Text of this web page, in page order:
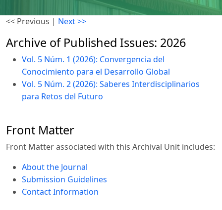
<< Previous | Next >>
Archive of Published Issues: 2026
Vol. 5 Núm. 1 (2026): Convergencia del
Conocimiento para el Desarrollo Global
Vol. 5 Núm. 2 (2026): Saberes Interdisciplinarios
para Retos del Futuro
Front Matter
Front Matter associated with this Archival Unit includes:
About the Journal
Submission Guidelines
Contact Information